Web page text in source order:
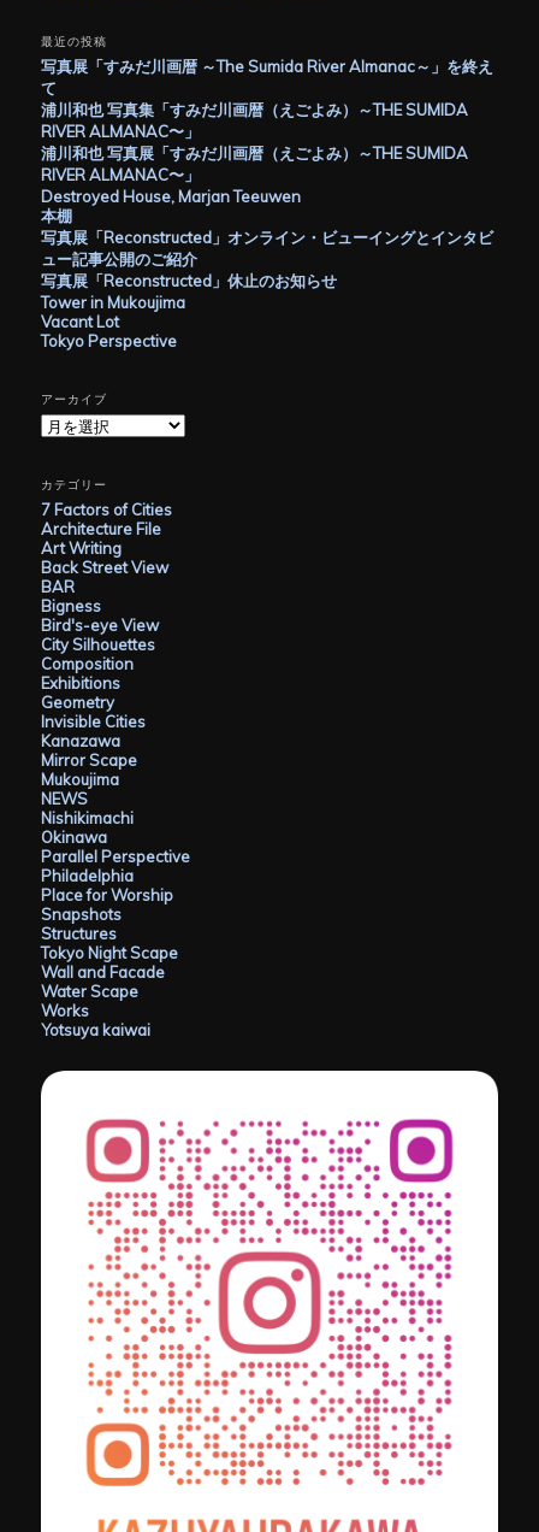
最近の投稿
写真展「すみだ川画暦 ～The Sumida River Almanac～」を終え
て
浦川和也 写真集「すみだ川画暦（えごよみ）～THE SUMIDA
RIVER ALMANAC〜」
浦川和也 写真展「すみだ川画暦（えごよみ）～THE SUMIDA
RIVER ALMANAC〜」
Destroyed House, Marjan Teeuwen
本棚
写真展「Reconstructed」オンライン・ビューイングとインタビ
ュー記事公開のご紹介
写真展「Reconstructed」休止のお知らせ
Tower in Mukoujima
Vacant Lot
Tokyo Perspective
アーカイブ
ア
ー
イ
ブ
カテゴリー
7 Factors of Cities
Architecture File
Art Writing
Back Street View
BAR
Bigness
Bird's-eye View
City Silhouettes
Composition
Exhibitions
Geometry
Invisible Cities
Kanazawa
Mirror Scape
Mukoujima
NEWS
Nishikimachi
Okinawa
Parallel Perspective
Philadelphia
Place for Worship
Snapshots
Structures
Tokyo Night Scape
Wall and Facade
Water Scape
Works
Yotsuya kaiwai